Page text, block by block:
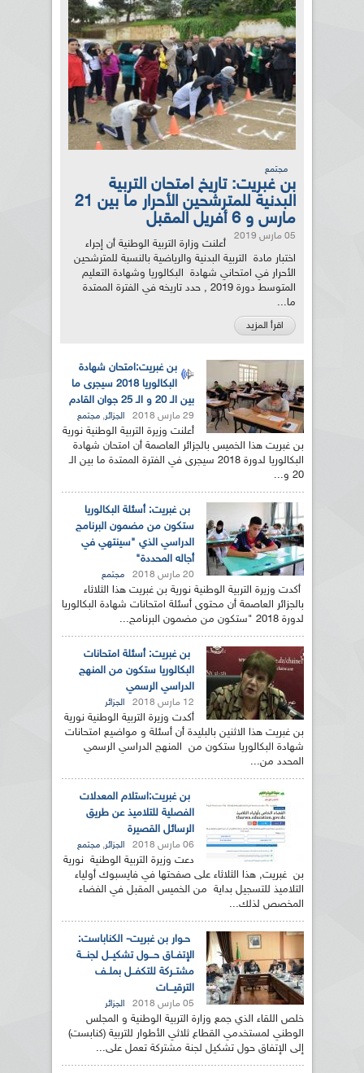
مجتمع
بن غبريت: تاريخ امتحان التربية
البدنية للمترشحين الأحرار ما بين 21
مارس و 6 أفريل المقبل
05 مارس 2019
أعلنت وزارة التربية الوطنية أن إجراء
اختبار مادة التربية البدنية والرياضية بالنسبة للمترشحين
الأحرار في امتحاني شهادة البكالوريا وشهادة التعليم
المتوسط دورة 2019 , حدد تاريخه في الفترة الممتدة
ما...
اقرأ المزيد
بن غبريت:امتحان شهادة
البكالوريا 2018 سيجرى ما
بين الـ 20 و الـ 25 جوان القادم
29 مارس 2018 الجزائر, مجتمع
أعلنت وزيرة التربية الوطنية نورية
بن غبريت هذا الخميس بالجزائر العاصمة أن امتحان شهادة
البكالوريا لدورة 2018 سيجرى في الفترة الممتدة ما بين الـ
20 و...
بن غبريت: أسئلة البكالوريا
ستكون من مضمون البرنامج
الدراسي الذي "سينتهي في
أجاله المحددة"
20 مارس 2018 مجتمع
أكدت وزيرة التربية الوطنية نورية بن غبريت هذا الثلاثاء
بالجزائر العاصمة أن محتوى أسئلة امتحانات شهادة البكالوريا
لدورة 2018 "ستكون من مضمون البرنامج...
بن غبريت: أسئلة امتحانات
البكالوريا ستكون من المنهج
الدراسي الرسمي
12 مارس 2018 الجزائر
أكدت وزيرة التربية الوطنية نورية
بن غبريت هذا الاثنين بالبليدة أن أسئلة و مواضيع امتحانات
شهادة البكالوريا ستكون من المنهج الدراسي الرسمي
المحدد من...
بن غبريت:استلام المعدلات
الفصلية للتلاميذ عن طريق
الرسائل القصيرة
06 مارس 2018 الجزائر, مجتمع
دعت وزيرة التربية الوطنية نورية
بن غبريت, هذا الثلاثاء على صفحتها في فايسبوك أولياء
التلاميذ للتسجيل بداية من الخميس المقبل في الفضاء
المخصص لذلك...
حـوار بن غبريت- الكناباست:
الإتفــاق حـــول تشكيــل لجنـــة
مشتــركة للتكفــل بملــف
الترقيـــات
05 مارس 2018 الجزائر
خلص اللقاء الذي جمع وزارة التربية الوطنية و المجلس
الوطني لمستخدمي القطاع ثلاثي الأطوار للتربية (كنابست)
إلى الإتفاق حول تشكيل لجنة مشتركة تعمل على...